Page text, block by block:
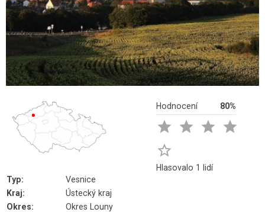
Hodnocení 80%
   

Hlasovalo 1 lidí
Typ:
Vesnice
Kraj:
Ústecký kraj
Okres:
Okres Louny